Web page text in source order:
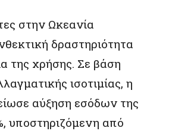
στην Ωκεανία
δραστηριότητα
της χρήσης. Σε βάση
ισοτιμίας, η
αύξηση εσόδων της
υποστηριζόμενη από